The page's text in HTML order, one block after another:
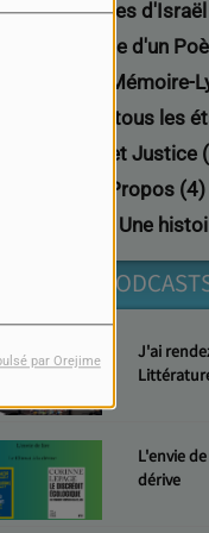
par Orejime
Nouvelles
Passage d'un
Projet Mémoire-
Rock à tous les
Shoah et Justice
Très à Propos (4)
Un jour, Une
DERNIERS
J'ai
L'envie
dérive